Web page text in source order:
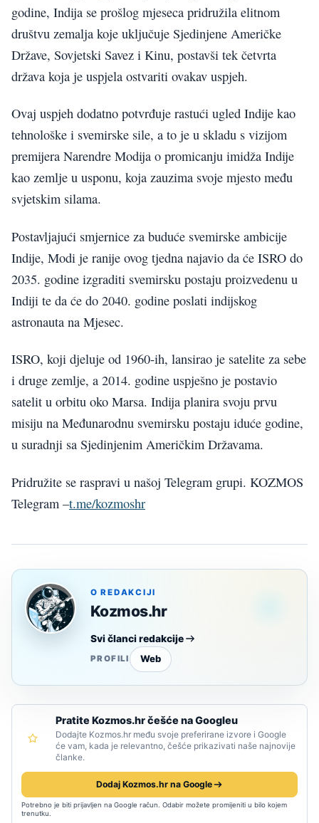
godine, Indija se prošlog mjeseca pridružila elitnom
društvu zemalja koje uključuje Sjedinjene Američke
Države, Sovjetski Savez i Kinu, postavši tek četvrta
država koja je uspjela ostvariti ovakav uspjeh.
Ovaj uspjeh dodatno potvrđuje rastući ugled Indije kao
tehnološke i svemirske sile, a to je u skladu s vizijom
premijera Narendre Modija o promicanju imidža Indije
kao zemlje u usponu, koja zauzima svoje mjesto među
svjetskim silama.
Postavljajući smjernice za buduće svemirske ambicije
Indije, Modi je ranije ovog tjedna najavio da će ISRO do
2035. godine izgraditi svemirsku postaju proizvedenu u
Indiji te da će do 2040. godine poslati indijskog
astronauta na Mjesec.
ISRO, koji djeluje od 1960-ih, lansirao je satelite za sebe
i druge zemlje, a 2014. godine uspješno je postavio
satelit u orbitu oko Marsa. Indija planira svoju prvu
misiju na Međunarodnu svemirsku postaju iduće godine,
u suradnji sa Sjedinjenim Američkim Državama.
Pridružite se raspravi u našoj Telegram grupi. KOZMOS
Telegram –t.me/kozmoshr
O REDAKCIJI
Kozmos.hr
Svi članci redakcije
PROFILI Web
Pratite Kozmos.hr češće na Googleu
Dodajte Kozmos.hr među svoje preferirane izvore i Google
će vam, kada je relevantno, češće prikazivati naše najnovije
članke.
Dodaj Kozmos.hr na Google
Potrebno je biti prijavljen na Google račun. Odabir možete promijeniti u bilo kojem
trenutku.